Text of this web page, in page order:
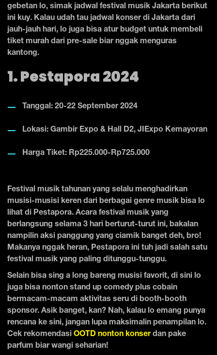
gebetan lo, simak jadwal festival musik Jakarta berikut
ini kuy. Kalau udah tau jadwal konser di Jakarta dari
jauh-jauh hari, lo juga bisa atur budget untuk membeli
tiket murah dari pre-sale biar nggak menguras
kantong.
1. Pestapora 2024
Tanggal: 20-22 September 2024
Lokasi: Gambir Expo & Hall D2, JIExpo Kemayoran
Harga Tiket: Rp225.000-Rp725.000
Festival musik tahunan yang selalu menghadirkan
musisi-musisi keren dari berbagai genre musik bisa lo
lihat di Pestapora. Acara festival musik yang
berlangsung selama 3 hari berturut-turut ini, bakalan
nampilin aksi panggung yang ciamik banget deh, bro!
Makanya nggak heran, Pestapora ini tuh jadi salah satu
festival musik yang paling ditunggu-tunggu.
Selain bisa sing a long bareng musisi favorit, di sini lo
juga bisa nonton stand up comedy plus cobain
bermacam-macam aktivitas seru di booth-booth
sponsor. Asik banget, kan? Nah, kalau lo emang punya
rencana ke sini, jangan lupa maksimalin penampilan lo.
Cek rekomendasi OOTD nonton konserdan pake
parfum biar wangi seharian!